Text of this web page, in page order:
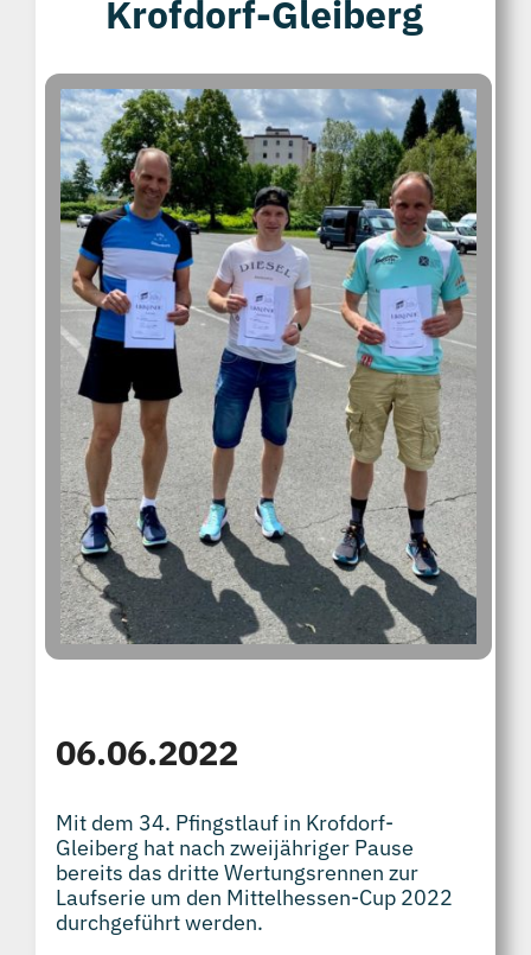
Bildergalerie
Krofdorf-Gleiberg
06.06.2022
Mit dem 34. Pfingstlauf in Krofdorf-
Gleiberg hat nach zweijähriger Pause
bereits das dritte Wertungsrennen zur
Laufserie um den Mittelhessen-Cup 2022
durchgeführt werden.